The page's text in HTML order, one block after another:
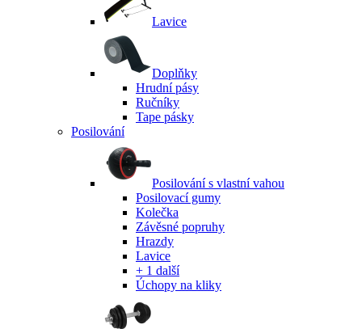
Lavice
Doplňky
Hrudní pásy
Ručníky
Tape pásky
Posilování
Posilování s vlastní vahou
Posilovací gumy
Kolečka
Závěsné popruhy
Hrazdy
Lavice
+ 1 další
Úchopy na kliky